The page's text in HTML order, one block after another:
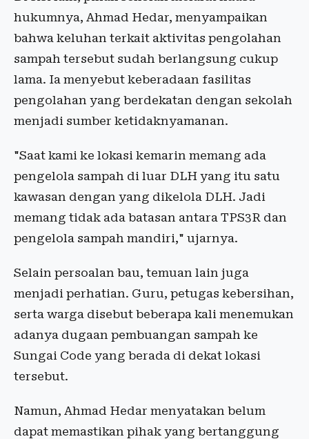
hukumnya, Ahmad Hedar, menyampaikan
bahwa keluhan terkait aktivitas pengolahan
sampah tersebut sudah berlangsung cukup
lama. Ia menyebut keberadaan fasilitas
pengolahan yang berdekatan dengan sekolah
menjadi sumber ketidaknyamanan.
"Saat kami ke lokasi kemarin memang ada
pengelola sampah di luar DLH yang itu satu
kawasan dengan yang dikelola DLH. Jadi
memang tidak ada batasan antara TPS3R dan
pengelola sampah mandiri," ujarnya.
Selain persoalan bau, temuan lain juga
menjadi perhatian. Guru, petugas kebersihan,
serta warga disebut beberapa kali menemukan
adanya dugaan pembuangan sampah ke
Sungai Code yang berada di dekat lokasi
tersebut.
Namun, Ahmad Hedar menyatakan belum
dapat memastikan pihak yang bertanggung